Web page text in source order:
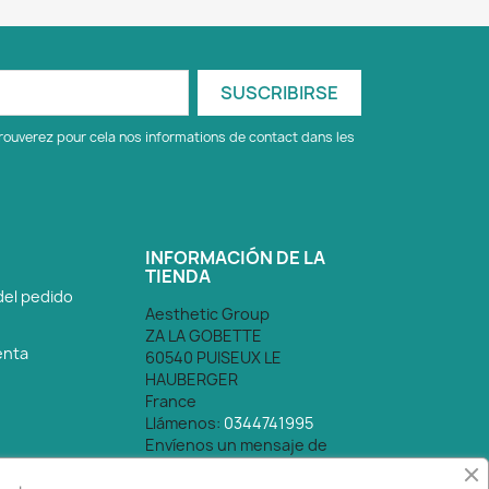
pour cela nos informations de contact dans les
pedido
INFORMACIÓN DE LA
TIENDA
Aesthetic Group
ZA LA GOBETTE
60540 PUISEUX LE
HAUBERGER
France
Llámenos: 0344741995
Envíenos un mensaje de